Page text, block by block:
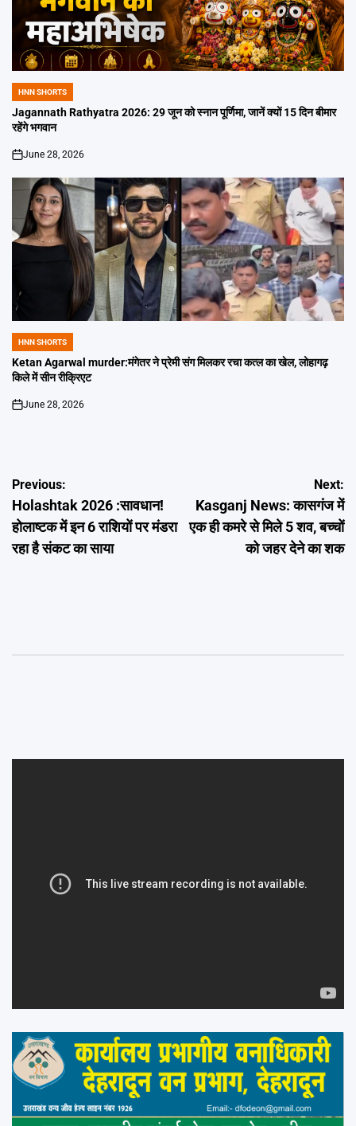
POSTED
IN
HNN SHORTS
Jagannath Rathyatra 2026: 29 जून को स्नान पूर्णिमा, जानें क्यों 15 दिन बीमार
रहेंगे भगवान
on
June 28, 2026
POSTED
IN
HNN SHORTS
Ketan Agarwal murder:मंगेतर ने प्रेमी संग मिलकर रचा कत्ल का खेल, लोहागढ़
किले में सीन रीक्रिएट
on
June 28, 2026
Post
navigation
Previous:
Holashtak 2026 :सावधान!
होलाष्टक में इन 6 राशियों पर मंडरा
रहा है संकट का साया
Next:
Kasganj News: कासगंज में
एक ही कमरे से मिले 5 शव, बच्चों
को जहर देने का शक